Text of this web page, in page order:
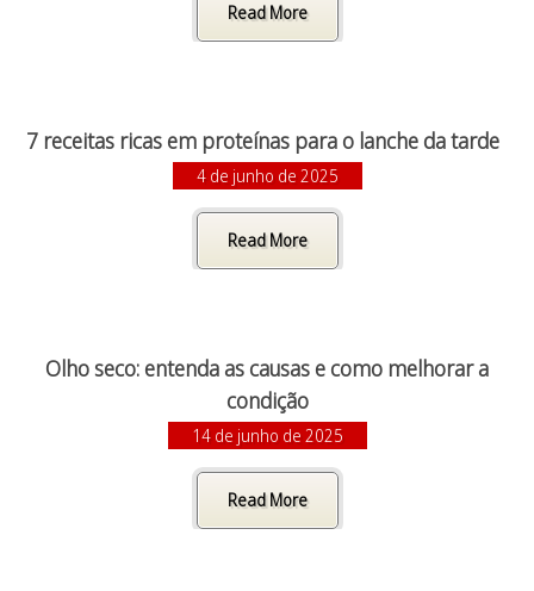
Read More
7 receitas ricas em proteínas para o lanche da tarde
4 de junho de 2025
Read More
Olho seco: entenda as causas e como melhorar a
condição
14 de junho de 2025
Read More